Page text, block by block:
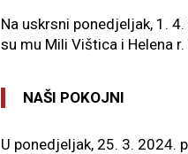
Na uskrsni ponedjeljak, 1.
su mu Mili Vištica i Helena
NAŠI POKOJNI
U ponedjeljak, 25. 3. 2024.